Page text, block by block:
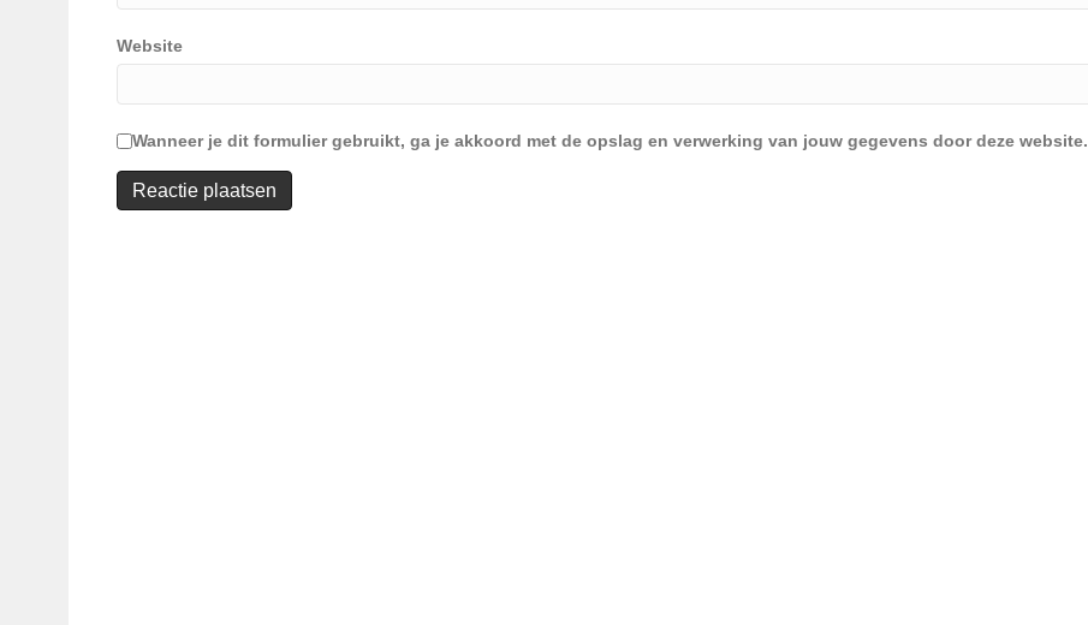
Website
Wanneer je dit formulier gebruikt, ga je akkoord met de opslag en verwerking van jouw gegevens door deze website.